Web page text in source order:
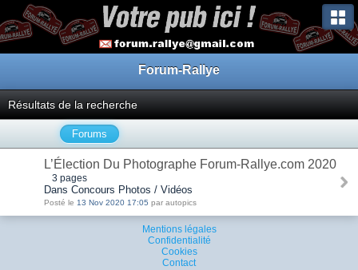
Forum-Rallye
Résultats de la recherche
Forums
L’Élection Du Photographe Forum-Rallye.com 2020
3 pages
Dans Concours Photos / Vidéos
Posté le 13 Nov 2020 17:05 par autopics
Mentions légales
Confidentialité
Cookies
Contact